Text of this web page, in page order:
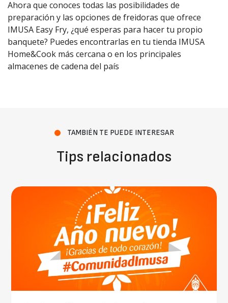
Ahora que conoces todas las posibilidades de
preparación y las opciones de freidoras que ofrece
IMUSA Easy Fry, ¿qué esperas para hacer tu propio
banquete? Puedes encontrarlas en tu tienda IMUSA
Home&Cook más cercana o en los principales
almacenes de cadena del país
TAMBIÉN TE PUEDE INTERESAR
Tips relacionados